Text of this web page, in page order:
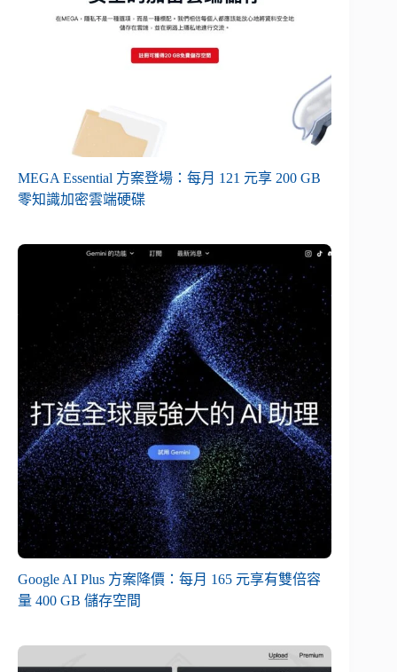
MEGA Essential 方案登場：每月 121 元享 200 GB
零知識加密雲端硬碟
Google AI Plus 方案降價：每月 165 元享有雙倍容
量 400 GB 儲存空間